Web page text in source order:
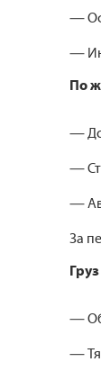
—
—
По
—
—
—
За
—
—